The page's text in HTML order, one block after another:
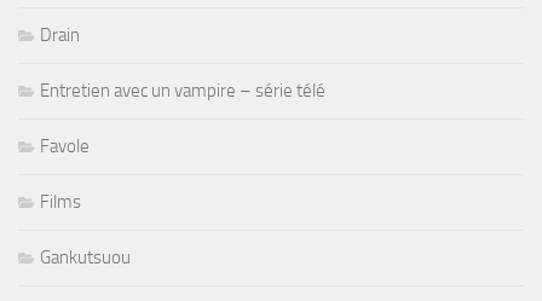
Drain
Entretien avec un vampire – série télé
Favole
Films
Gankutsuou